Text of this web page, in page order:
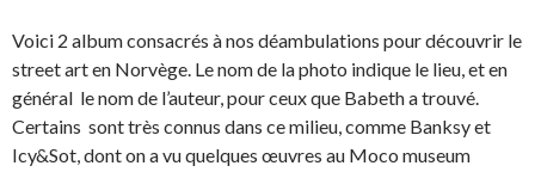
Voici 2 album consacrés à nos déambulations pour découvrir le
street art en Norvège. Le nom de la photo indique le lieu, et en
général le nom de l’auteur, pour ceux que Babeth a trouvé.
Certains sont très connus dans ce milieu, comme Banksy et
Icy&Sot, dont on a vu quelques œuvres au Moco museum